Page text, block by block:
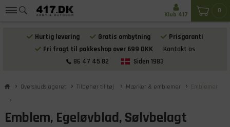
Hurtig levering Gratis ombytning
Prisgaranti
Fri fragt til pakkeshop over 699 DKK
Kontakt os
86 47 45 82
Siden 1983
0
Klub 417
Overskudslageret Tilbehør til tøj Mærker & emblemer Emblemer
Emblem, Egeløvblad, Sølvbelagt